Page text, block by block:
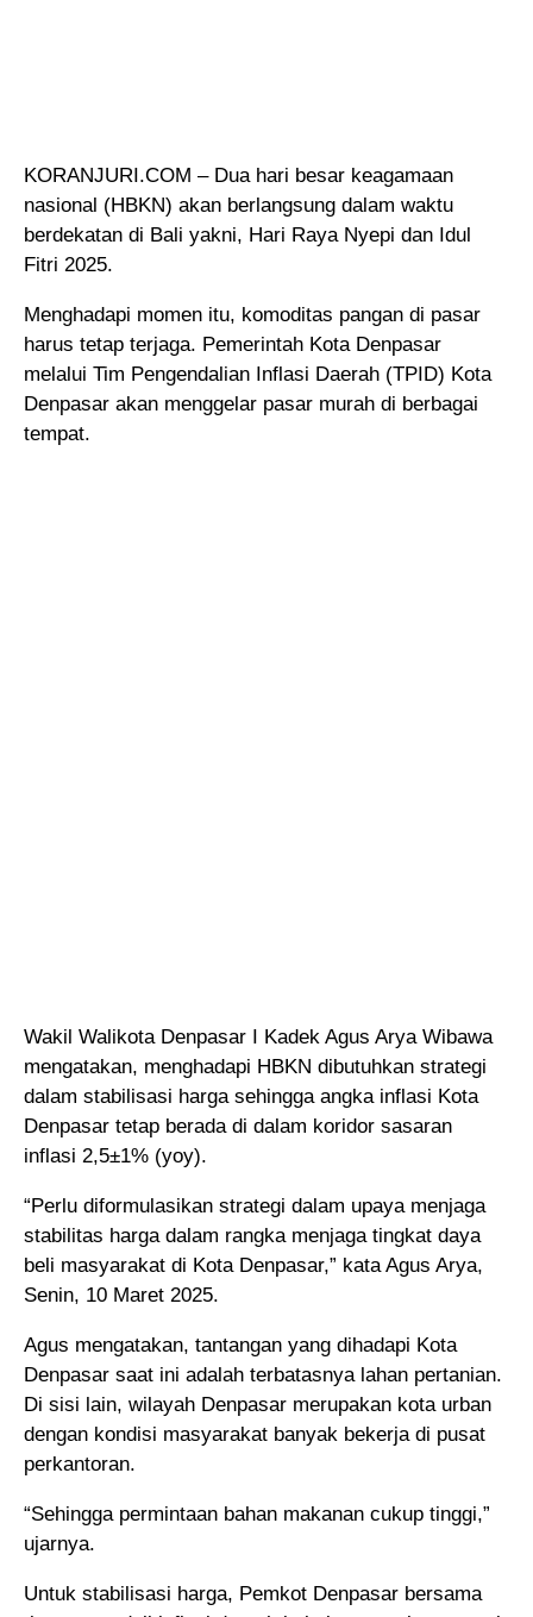
KORANJURI.COM – Dua hari besar keagamaan
nasional (HBKN) akan berlangsung dalam waktu
berdekatan di Bali yakni, Hari Raya Nyepi dan Idul
Fitri 2025.
Menghadapi momen itu, komoditas pangan di pasar
harus tetap terjaga. Pemerintah Kota Denpasar
melalui Tim Pengendalian Inflasi Daerah (TPID) Kota
Denpasar akan menggelar pasar murah di berbagai
tempat.
Wakil Walikota Denpasar I Kadek Agus Arya Wibawa
mengatakan, menghadapi HBKN dibutuhkan strategi
dalam stabilisasi harga sehingga angka inflasi Kota
Denpasar tetap berada di dalam koridor sasaran
inflasi 2,5±1% (yoy).
“Perlu diformulasikan strategi dalam upaya menjaga
stabilitas harga dalam rangka menjaga tingkat daya
beli masyarakat di Kota Denpasar,” kata Agus Arya,
Senin, 10 Maret 2025.
Agus mengatakan, tantangan yang dihadapi Kota
Denpasar saat ini adalah terbatasnya lahan pertanian.
Di sisi lain, wilayah Denpasar merupakan kota urban
dengan kondisi masyarakat banyak bekerja di pusat
perkantoran.
“Sehingga permintaan bahan makanan cukup tinggi,”
ujarnya.
Untuk stabilisasi harga, Pemkot Denpasar bersama